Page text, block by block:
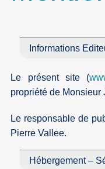
Informations
Le présent site (
propriété de Monsieur
Le responsable de
Pierre Vallee.
Hébergement –